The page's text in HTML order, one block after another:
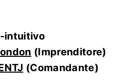
intuitivo
(Imprenditore)
(Comandante)